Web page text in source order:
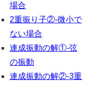
場合
2重振り子②-微小で
ない場合
連成振動の解①-弦
の振動
連成振動の解②-3重